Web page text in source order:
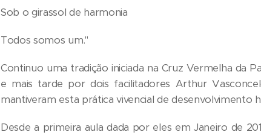
Sob o girassol de harmonia
Todos somos um."
Continuo uma tradição iniciada na Cruz Vermelha da
e mais tarde por dois facilitadores Arthur
mantiveram esta prática vivencial de desenvolvimento
Desde a primeira aula dada por eles em Janeiro de